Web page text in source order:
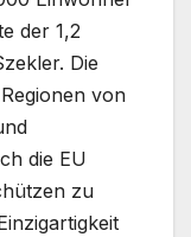
der 1,2
Die
von
die EU
zu